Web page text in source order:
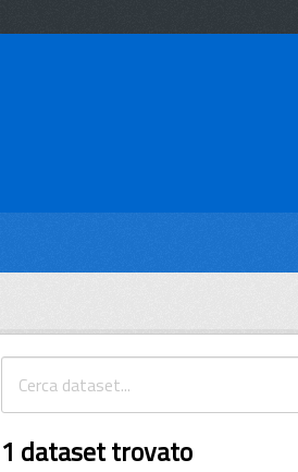
1 dataset trovato